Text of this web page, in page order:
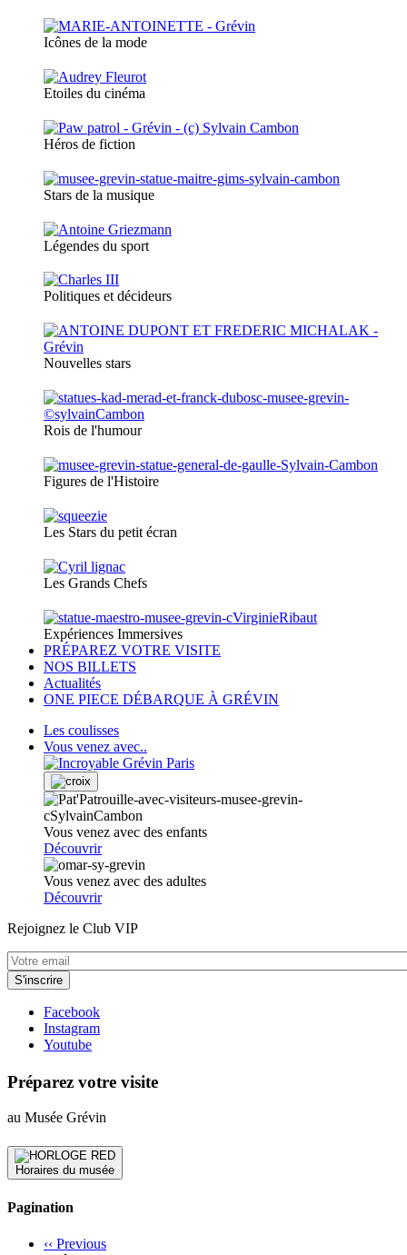
Icônes de la mode
Etoiles du cinéma
Héros de fiction
Stars de la musique
Légendes du sport
Politiques et décideurs
Nouvelles stars
Rois de l'humour
Figures de l'Histoire
Les Stars du petit écran
Les Grands Chefs
Expériences Immersives
PRÉPAREZ VOTRE VISITE
NOS BILLETS
Actualités
ONE PIECE DÉBARQUE À GRÉVIN
Les coulisses
Vous venez avec..
Vous venez avec des enfants
Découvrir
Vous venez avec des adultes
Découvrir
Rejoignez le Club VIP
Facebook
Instagram
Youtube
Préparez votre visite
au Musée Grévin
Horaires du musée
Pagination
‹‹ Previous